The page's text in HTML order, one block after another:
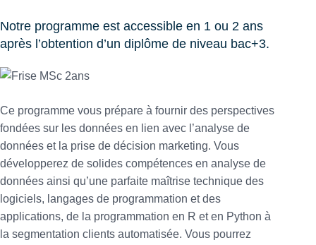
Notre programme est accessible en 1 ou 2 ans
après l’obtention d’un diplôme de niveau bac+3.
Ce programme vous prépare à fournir des perspectives
fondées sur les données en lien avec l’analyse de
données et la prise de décision marketing. Vous
développerez de solides compétences en analyse de
données ainsi qu’une parfaite maîtrise technique des
logiciels, langages de programmation et des
applications, de la programmation en R et en Python à
la segmentation clients automatisée. Vous pourrez